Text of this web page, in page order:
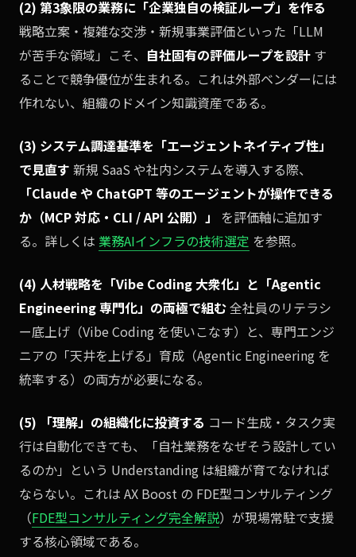
(2) 第3象限の業務に「企業独自の検証ループ」を作る
戦略立案・複雑な交渉・新規事業評価といった「LLM
が苦手な領域」こそ、 自社固有の評価ループを設計 す
ることで競争優位が生まれる。これは外部ベンダーには
作れない、組織のドメイン知識資産である。
(3) システム調達基準を「エージェントネイティブ性」
で見直す 新規 SaaS や社内システムを導入する際、
「Claude や ChatGPT 等のエージェントが操作できる
か（MCP 対応・CLI / API 公開）」
を評価軸に追加す
る。詳しくは 業務AIインフラの技術選定 を参照。
(4) 人材戦略を「Vibe Coding 大衆化」と「Agentic
Engineering 専門化」の両極で組む全社員のリテラシ
ー底上げ（Vibe Coding を使いこなす）と、専門エンジ
ニアの「天井を上げる」育成（Agentic Engineering を
統率する）の両方が必要になる。
(5) 「理解」の組織化に投資する コード生成・タスク実
行は自動化できても、「自社業務をなぜそう設計してい
るのか」という Understanding は組織が育てなければ
ならない。これは AX Boost の FDE型コンサルティング
（FDE型コンサルティング完全解説）が現場常駐で支援
する核心領域である。